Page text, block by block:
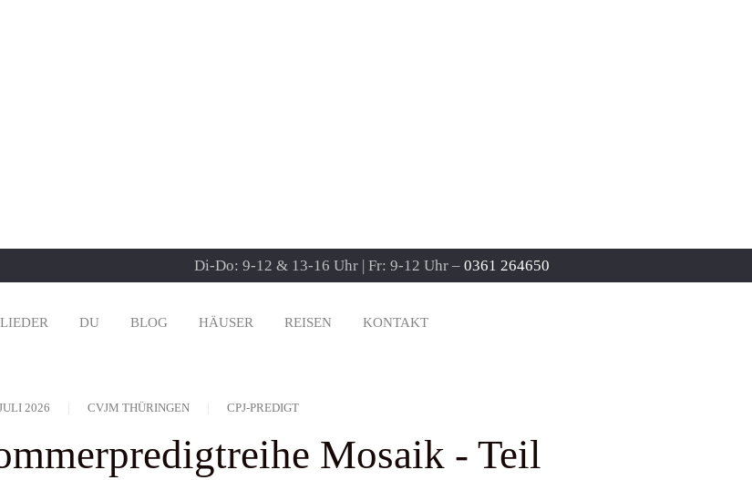
Di-Do: 9-12 & 13-16 Uhr | Fr: 9-12 Uhr – 0361 264650
DU BLOG HÄUSER REISEN KONTAKT
2026 CVJM THÜRINGEN CPJ-PREDIGT
Mosaik - Teil